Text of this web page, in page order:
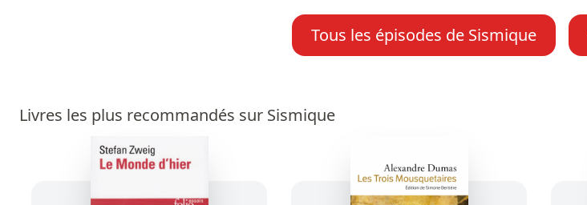
Tous les épisodes de Sismique
Livres les plus recommandés sur Sismique